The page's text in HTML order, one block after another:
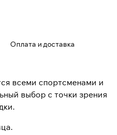
Оплата и доставка
всеми спортсменами и
выбор с точки зрения